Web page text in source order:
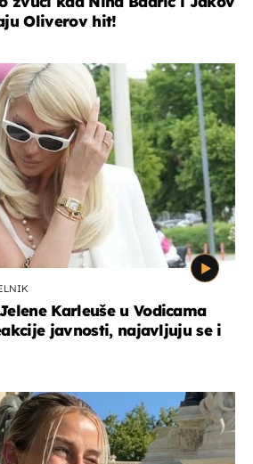
Oliverov hit!
Karleuše u Vodicama
javnosti, najavljuju se i